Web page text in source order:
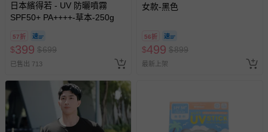
日本繽得若 - UV 防曬噴霧
SPF50+ PA++++-草本-250g
57折
$399 $699
已售出 713
女款-黑色
56折
$499 $899
最新上架